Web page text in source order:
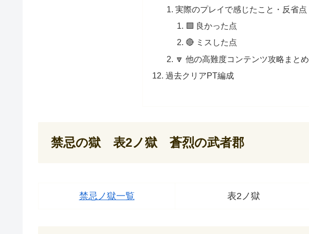
実際のプレイで感じたこと・反省点
🟩 良かった点
🔴 ミスした点
🔽 他の高難度コンテンツ攻略まとめ
過去クリアPT編成
禁忌の獄 表2ノ獄 蒼烈の武者郡
禁忌ノ獄一覧 表2ノ獄